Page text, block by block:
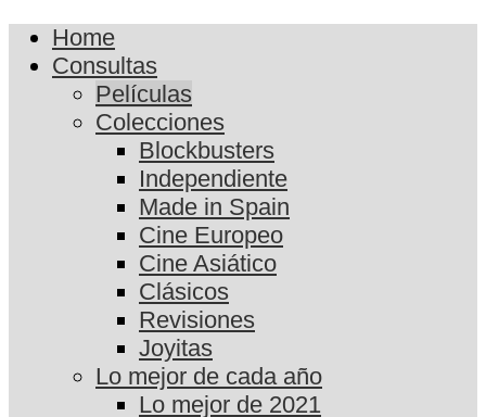
Home
Consultas
Películas
Colecciones
Blockbusters
Independiente
Made in Spain
Cine Europeo
Cine Asiático
Clásicos
Revisiones
Joyitas
Lo mejor de cada año
Lo mejor de 2021